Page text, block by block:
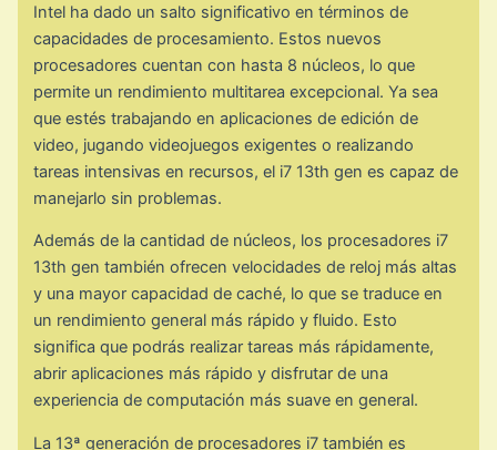
Intel ha dado un salto significativo en términos de
capacidades de procesamiento. Estos nuevos
procesadores cuentan con hasta 8 núcleos, lo que
permite un rendimiento multitarea excepcional. Ya sea
que estés trabajando en aplicaciones de edición de
video, jugando videojuegos exigentes o realizando
tareas intensivas en recursos, el i7 13th gen es capaz de
manejarlo sin problemas.
Además de la cantidad de núcleos, los procesadores i7
13th gen también ofrecen velocidades de reloj más altas
y una mayor capacidad de caché, lo que se traduce en
un rendimiento general más rápido y fluido. Esto
significa que podrás realizar tareas más rápidamente,
abrir aplicaciones más rápido y disfrutar de una
experiencia de computación más suave en general.
La 13ª generación de procesadores i7 también es